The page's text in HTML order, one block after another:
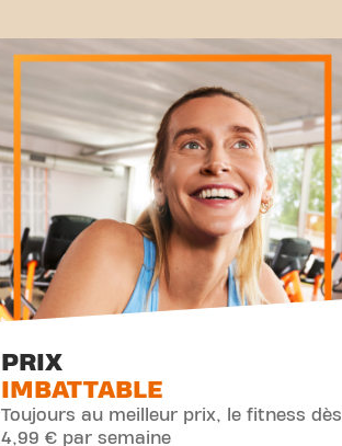
PRIX
IMBATTABLE
Toujours au meilleur prix, le fitness dès
4,99 € par semaine